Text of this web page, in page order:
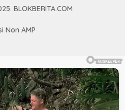
BLOKBERITA.COM
Non AMP